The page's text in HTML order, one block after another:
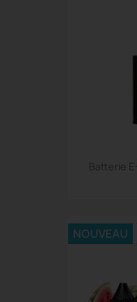
Batterie
NOUVEAU